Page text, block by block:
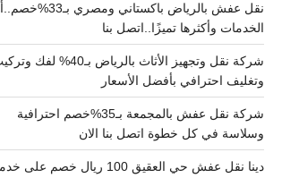
نقل عفش بالرياض باكستاني
الخدمات وأكثرها تميزًا..اتصل بنا
شركة نقل وتجهيز الأثاث بالرياض بـ40% لفك
وتغليف احترافي بأفضل الأسعار
شركة نقل عفش بالمجمعة بـ35%خصم احترافية
وسلاسة في كل خطوة اتصل بنا الان
دينا نقل عفش حي العقيق 100 ريال خصم